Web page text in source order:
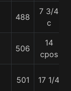
488
7 3/4
c
506
14
cpos
501 17 1/4